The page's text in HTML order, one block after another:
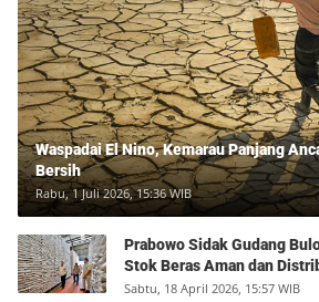
Waspadai El Nino, Kemarau Panjang
Bersih
Rabu, 1 Juli 2026, 15:36 WIB
Prabowo Sidak Gudang
Stok Beras Aman dan
Sabtu, 18 April 2026, 15:57 WIB